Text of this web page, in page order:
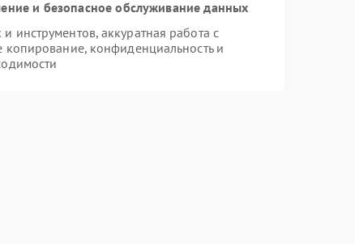
и безопасное обслуживание данных
аккуратная работа с
конфиденциальность и